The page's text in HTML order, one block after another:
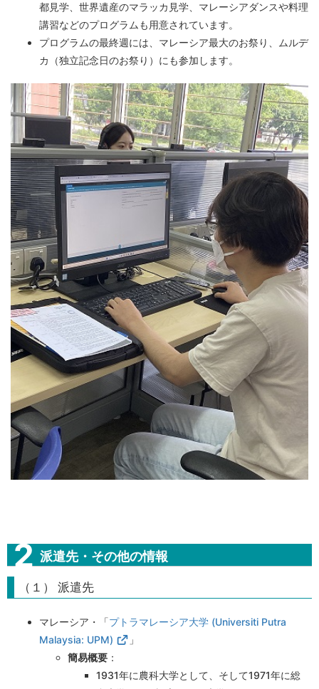
都見学、世界遺産のマラッカ見学、マレーシアダンスや料理
講習などのプログラムも用意されています。
プログラムの最終週には、マレーシア最大のお祭り、ムルデ
カ（独立記念日のお祭り）にも参加します。
派遣先・その他の情報
（１） 派遣先
マレーシア・「プトラマレーシア大学 (Universiti Putra
Malaysia: UPM)
」
簡易概要 ：
1931年に農科大学として、そして1971年に総